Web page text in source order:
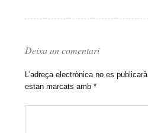
Deixa un comentari
L'adreça electrònica no es publicarà
estan marcats amb*